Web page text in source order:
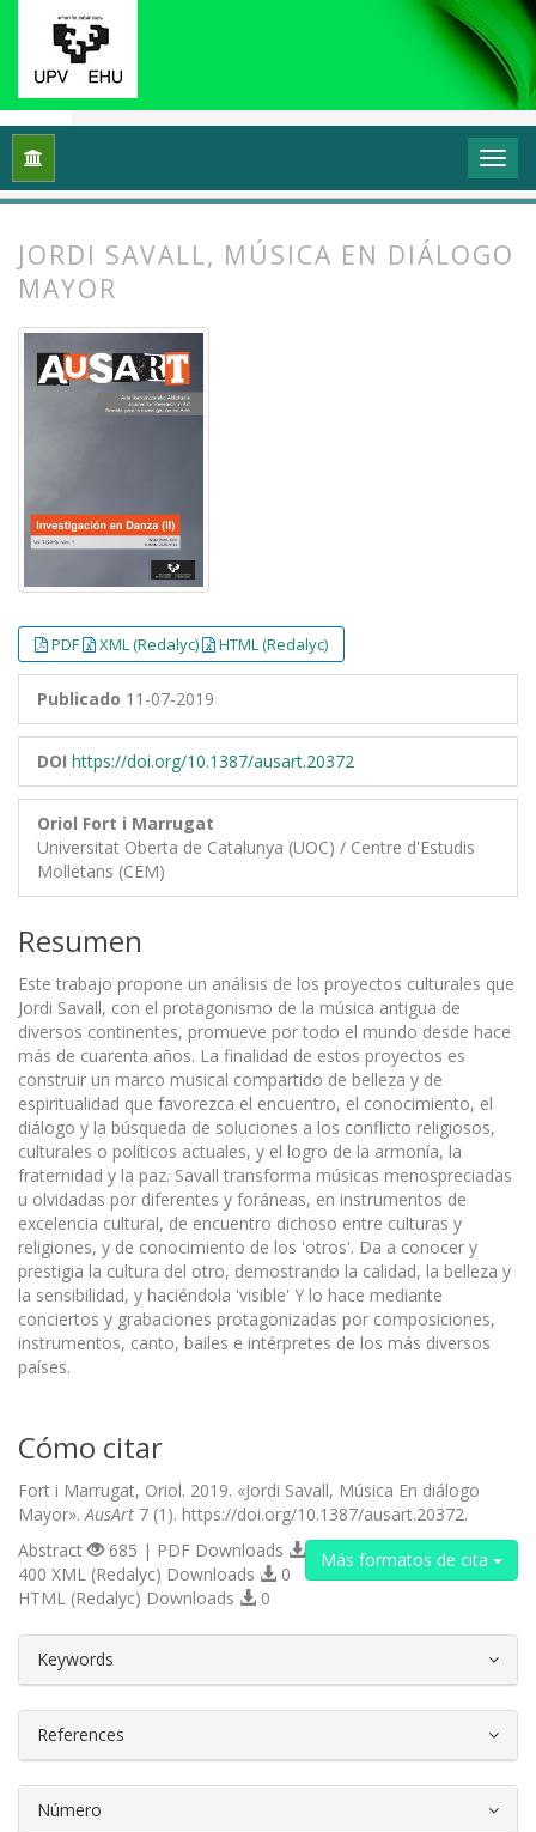
Inicio Vol. 7 Núm. 1 (2019): Investigación en danza
JORDI SAVALL, MÚSICA EN DIÁLOGO
MAYOR
PDF XML (Redalyc) HTML (Redalyc)
Publicado 11-07-2019
DOI https://doi.org/10.1387/ausart.20372
Oriol Fort i Marrugat
Universitat Oberta de Catalunya (UOC) / Centre d'Estudis
Molletans (CEM)
Resumen
Este trabajo propone un análisis de los proyectos culturales que
Jordi Savall, con el protagonismo de la música antigua de
diversos continentes, promueve por todo el mundo desde hace
más de cuarenta años. La finalidad de estos proyectos es
construir un marco musical compartido de belleza y de
espiritualidad que favorezca el encuentro, el conocimiento, el
diálogo y la búsqueda de soluciones a los conflicto religiosos,
culturales o políticos actuales, y el logro de la armonía, la
fraternidad y la paz. Savall transforma músicas menospreciadas
u olvidadas por diferentes y foráneas, en instrumentos de
excelencia cultural, de encuentro dichoso entre culturas y
religiones, y de conocimiento de los 'otros'. Da a conocer y
prestigia la cultura del otro, demostrando la calidad, la belleza y
la sensibilidad, y haciéndola 'visible' Y lo hace mediante
conciertos y grabaciones protagonizadas por composiciones,
instrumentos, canto, bailes e intérpretes de los más diversos
países.
Cómo citar
Fort i Marrugat, Oriol. 2019. «Jordi Savall, Música En diálogo
Mayor». AusArt 7 (1). https://doi.org/10.1387/ausart.20372.
Más formatos de cita
Abstract
685 | PDF Downloads
400 XML (Redalyc) Downloads
0
HTML (Redalyc) Downloads
0
Keywords
References
Número